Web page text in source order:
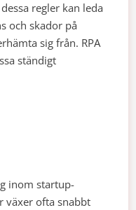
regler kan leda
och skador på
sig från. RPA
ständigt
inom startup-
växer ofta snabbt